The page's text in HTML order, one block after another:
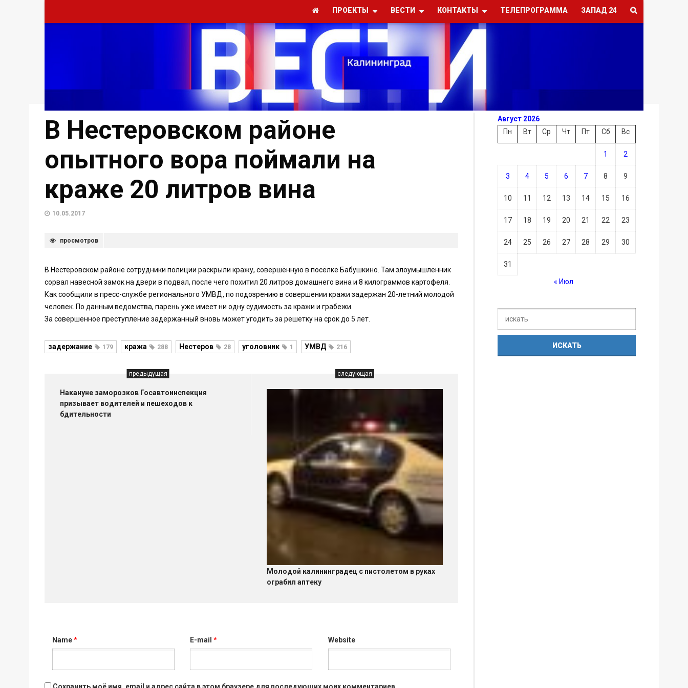
ПРОЕКТЫ ВЕСТИ КОНТАКТЫ ТЕЛЕПРОГРАММА ЗАПАД 24
В Нестеровском районе
опытного вора поймали на
краже 20 литров вина
10.05.2017
просмотров
В Нестеровском районе сотрудники полиции раскрыли кражу, совершённую в посёлке Бабушкино. Там злоумышленник
сорвал навесной замок на двери в подвал, после чего похитил 20 литров домашнего вина и 8 килограммов картофеля.
Как сообщили в пресс-службе регионального УМВД, по подозрению в совершении кражи задержан 20-летний молодой
человек. По данным ведомства, парень уже имеет ни одну судимость за кражи и грабежи.
За совершенное преступление задержанный вновь может угодить за решетку на срок до 5 лет.
задержание 179 кража 288 Нестеров 28 уголовник 1 УМВД 216
предыдущая
Накануне заморозков Госавтоинспекция
призывает водителей и пешеходов к
бдительности
следующая
Молодой калининградец с пистолетом в руках
ограбил аптеку
Name* E-mail* Website
Август 2026
Пн
Вт Ср Чт Пт Сб Вс
1 2
3 4 5 6 7 8 9
10 11 12 13 14 15 16
17 18 19 20 21 22 23
24 25 26 27 28 29 30
31
« Июл